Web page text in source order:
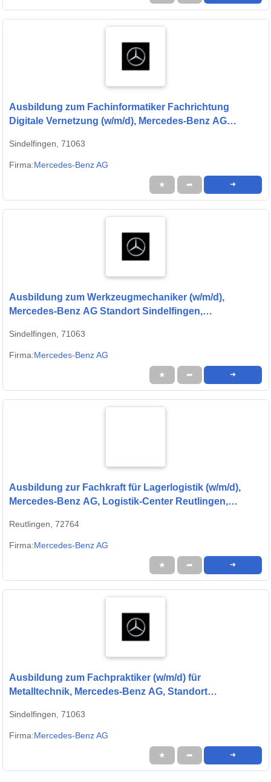
Ausbildung zum Fachinformatiker Fachrichtung
Digitale Vernetzung (w/m/d), Mercedes-Benz AG
Sindelfingen, 71063
Firma:Mercedes-Benz AG
★ ➦ ➜
Ausbildung zum Werkzeugmechaniker (w/m/d),
Mercedes-Benz AG Standort Sindelfingen,
Sindelfingen, 71063
Firma:Mercedes-Benz AG
★ ➦ ➜
Ausbildung zur Fachkraft für Lagerlogistik (w/m/d),
Mercedes-Benz AG, Logistik-Center Reutlingen,
Reutlingen, 72764
Firma:Mercedes-Benz AG
★ ➦ ➜
Ausbildung zum Fachpraktiker (w/m/d) für
Metalltechnik, Mercedes-Benz AG, Standort
Sindelfingen, 71063
Firma:Mercedes-Benz AG
★ ➦ ➜